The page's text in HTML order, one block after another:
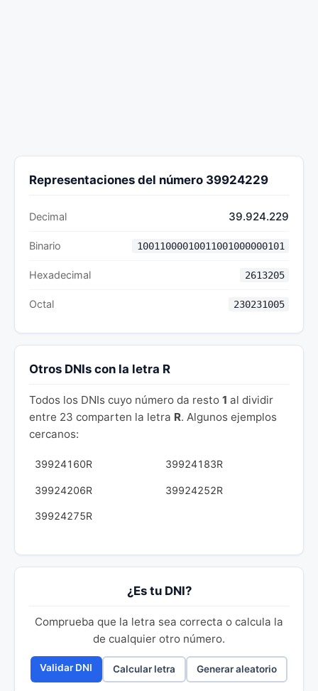
Representaciones del número 39924229
Decimal 39.924.229
Binario 10011000010011001000000101
Hexadecimal 2613205
Octal 230231005
Otros DNIs con la letra R
Todos los DNIs cuyo número da resto 1 al dividir
entre 23 comparten la letra R. Algunos ejemplos
cercanos:
39924160R 39924183R
39924206R 39924252R
39924275R
¿Es tu DNI?
Comprueba que la letra sea correcta o calcula la
de cualquier otro número.
Validar DNI Calcular letra Generar aleatorio